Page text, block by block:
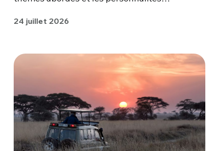
24 juillet 2026